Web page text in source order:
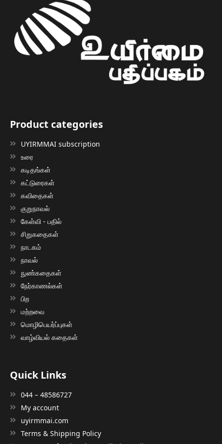
Product categories
UYIRMMAI subscription
உரை
கடிதங்கள்
கட்டுரைகள்
கவிதைகள்
குறுநாவல்
கேள்வி - பதில்
சிறுகதைகள்
நாடகம்
நாவல்
நுண்கதைகள்
நேர்காணல்கள்
பிற
மற்றவை
மொழிபெயர்ப்புகள்
வாழ்வியல் கதைகள்
Quick Links
044 – 48586727
My account
uyirmmai.com
Terms & Shipping Policy